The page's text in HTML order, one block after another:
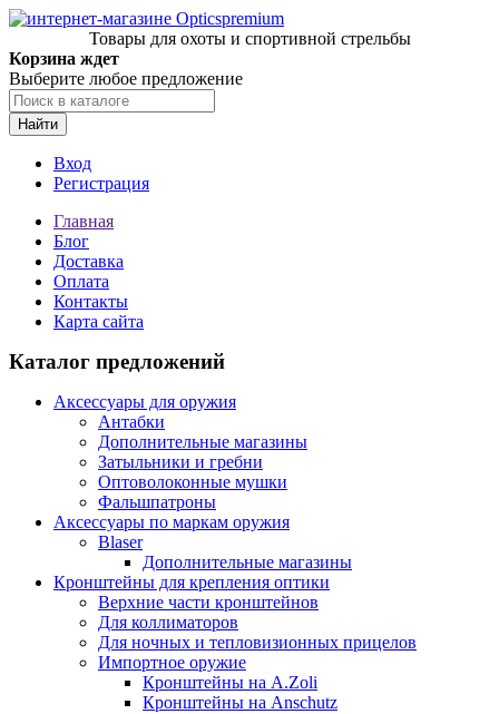
Товары для охоты и спортивной стрельбы
Корзина ждет
Выберите любое предложение
Найти
Вход
Регистрация
Главная
Блог
Доставка
Оплата
Контакты
Карта сайта
Каталог предложений
Аксессуары для оружия
Антабки
Дополнительные магазины
Затыльники и гребни
Оптоволоконные мушки
Фальшпатроны
Аксессуары по маркам оружия
Blaser
Дополнительные магазины
Кронштейны для крепления оптики
Верхние части кронштейнов
Для коллиматоров
Для ночных и тепловизионных прицелов
Импортное оружие
Кронштейны на A.Zoli
Кронштейны на Anschutz